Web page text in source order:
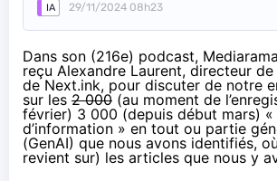
IA 29/11/2024 08h23
Dans son (216e) podcast, Mediarama
reçu Alexandre Laurent, directeur
deNext.ink, pour discuter de notre
sur les 2 000 (au moment de
février) 3 000 (depuis début mars) «
d’information » en tout ou partie
(GenAI) que nous avons identifiés,
revient sur) les articles que nous y